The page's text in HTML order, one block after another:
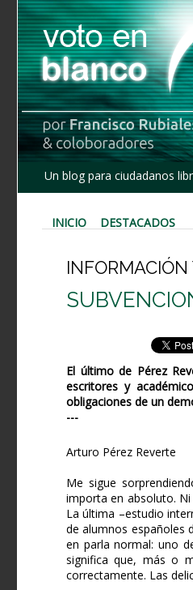
Un blog para ciudadanos
INICIO DESTACADOS
INFORMACIÓN
El último de Pérez
escritores y
obligaciones de un
---
Arturo Pérez Reverte
Me sigue
importa en absoluto.
La última –estudio
de alumnos españoles
en parla normal: uno
significa que, más o
correctamente. Las